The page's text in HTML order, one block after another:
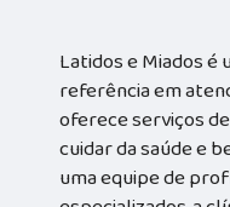
Latidos e Miados é
referência em
oferece serviços
cuidar da saúde e
uma equipe de